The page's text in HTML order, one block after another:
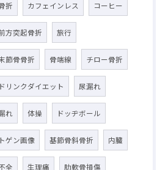
折 カフェインレス コーヒー
方突起骨折 旅行
節骨骨折 骨端線 チロー骨折
リンクダイエット 尿漏れ
れ 体操 ドッヂボール
ゲン画像 基節骨斜骨折 内臓
全 生理痛 肋軟骨損傷